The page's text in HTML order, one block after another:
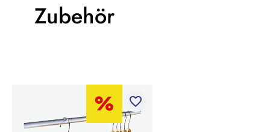
Zubehör
favorite_border